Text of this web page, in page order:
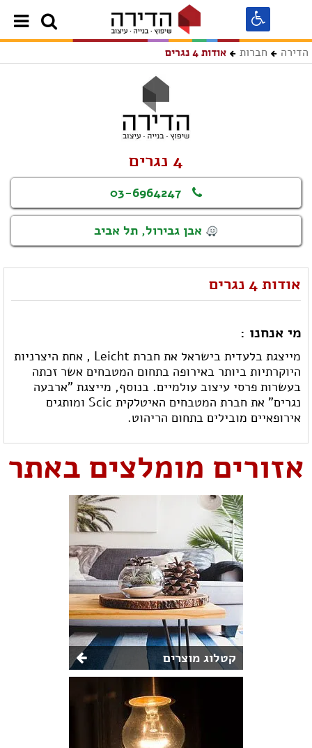
הדירה חברות אודות 4 נגרים
4 נגרים
03-6964247
אבן גבירול, תל אביב
אודות 4 נגרים
מי אנחנו :
מייצגת בלעדית בישראל את חברת Leicht , אחת היצרניות
היוקרתיות ביותר באירופה בתחום המטבחים אשר זכתה
בעשרות פרסי עיצוב עולמיים. בנוסף, מייצגת "ארבעה
נגרים" את חברת המטבחים האיטלקית Scic ומותגים
אירופאיים מובילים בתחום הריהוט.
אזורים מומלצים באתר
קטלוג מוצרים